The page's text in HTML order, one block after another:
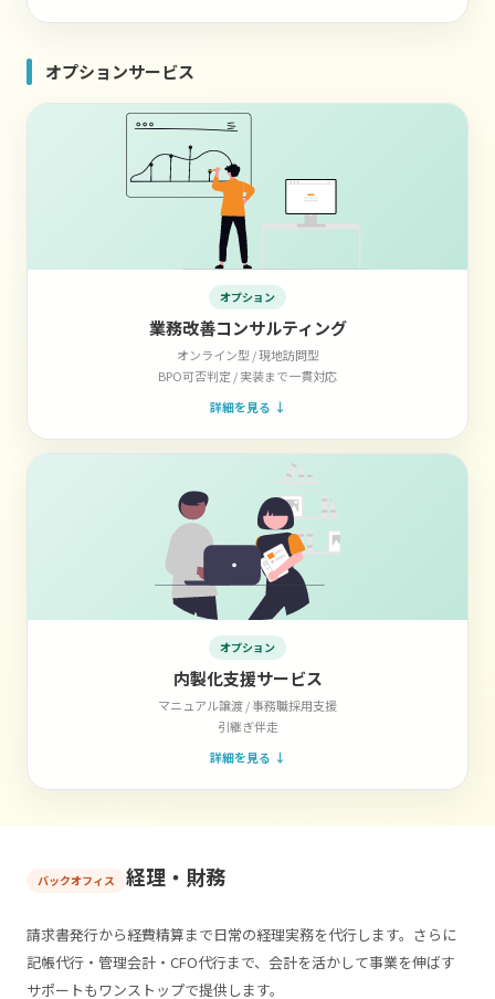
オプションサービス
オプション
業務改善コンサルティング
オンライン型 / 現地訪問型
BPO可否判定 / 実装まで一貫対応
詳細を見る ↓
オプション
内製化支援サービス
マニュアル譲渡 / 事務職採用支援
引継ぎ伴走
詳細を見る ↓
バックオフィス 経理・財務
請求書発行から経費精算まで日常の経理実務を代行します。さらに
記帳代行・管理会計・CFO代行まで、会計を活かして事業を伸ばす
サポートもワンストップで提供します。